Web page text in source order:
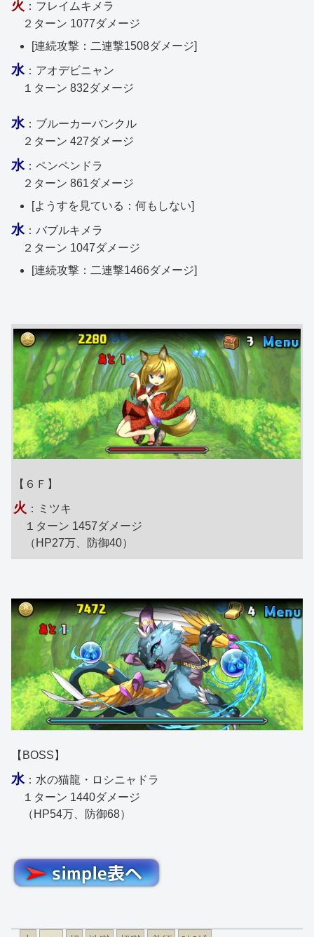
火 ：フレイムキメラ
２ターン 1077ダメージ
[連続攻撃：二連撃1508ダメージ]
水：アオデビニャン
１ターン 832ダメージ
水：ブルーカーバンクル
２ターン 427ダメージ
水：ペンペンドラ
２ターン 861ダメージ
[ようすを見ている：何もしない]
水：バブルキメラ
２ターン 1047ダメージ
[連続攻撃：二連撃1466ダメージ]
【６Ｆ】
火 ：ミツキ
１ターン 1457ダメージ
（HP27万、防御40）
【BOSS】
水：水の猫龍・ロシニャドラ
１ターン 1440ダメージ
（HP54万、防御68）